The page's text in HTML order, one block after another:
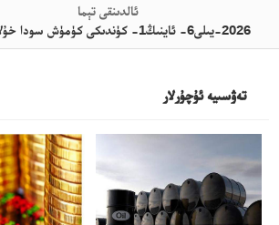
ئالدىنقى تېما
2026-يىلى6- ئاينىڭ1- كۈندىكى كۈمۈش سودا خۇلاسىسى
تەۋسىيە ئۇچۇرلار